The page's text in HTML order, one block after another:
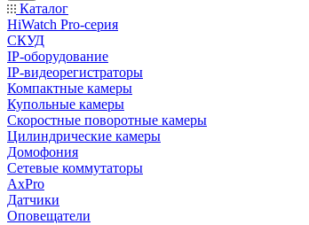
Каталог
HiWatch Pro-серия
CКУД
IP-оборудование
IP-видеорегистраторы
Компактные камеры
Купольные камеры
Скоростные поворотные камеры
Цилиндрические камеры
Домофония
Сетевые коммутаторы
AxPro
Датчики
Оповещатели